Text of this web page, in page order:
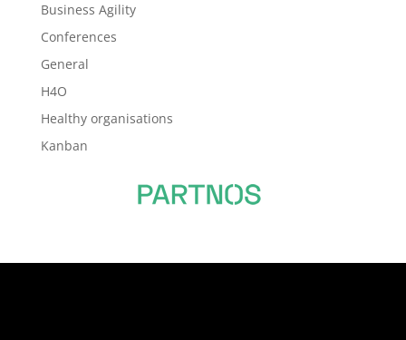
Business Agility
Conferences
General
H4O
Healthy organisations
Kanban